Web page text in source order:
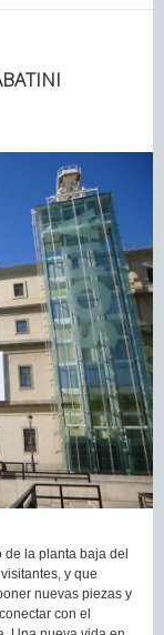
la planta baja del
y que
nuevas piezas y
con el